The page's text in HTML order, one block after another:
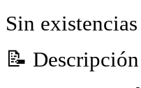
Sin existencias
📝 Descripción